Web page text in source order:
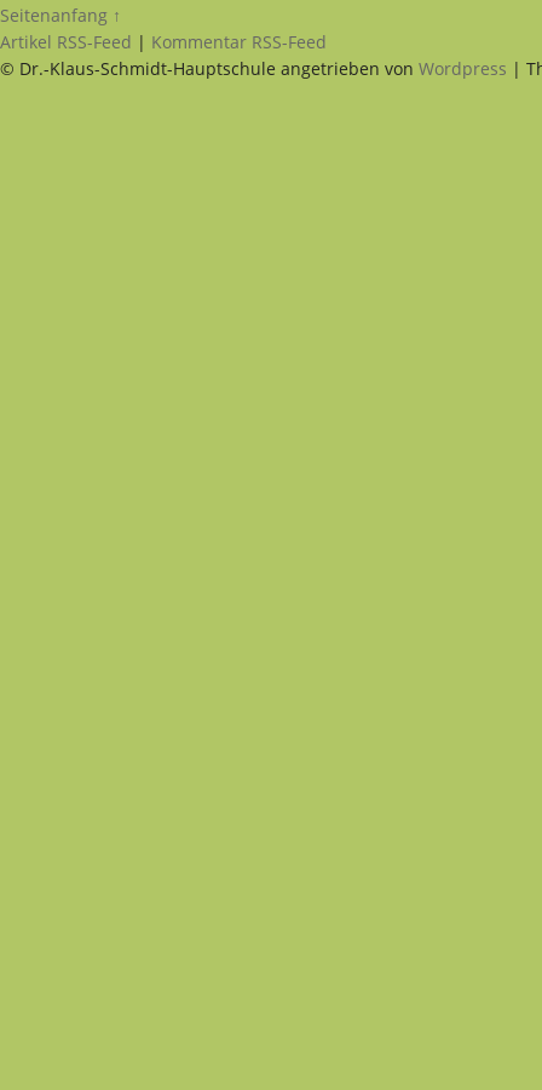
Seitenanfang ↑
Artikel RSS-Feed | Kommentar RSS-Feed
© Dr.-Klaus-Schmidt-Hauptschule angetrieben von Wordpress |